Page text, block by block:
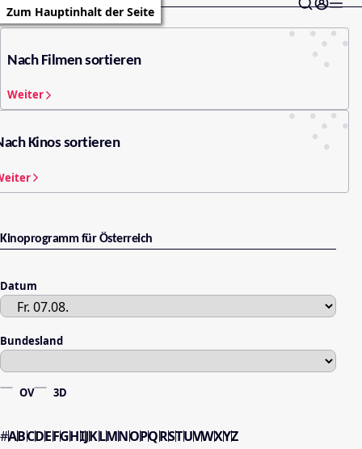
Zum Hauptinhalt der Seite
Nach Filmen sortieren
Weiter
Kinos sortieren
Kinoprogramm für Österreich
Datum
Bundesland
OV 3D
#ABCDEFGHIJKLMNOPQRSTUVWXYZ